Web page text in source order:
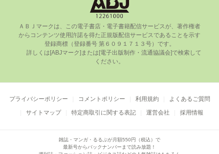
ＡＢＪマークは、この電⼦書店・電⼦書籍配信サービスが、著作権者
からコンテンツ使⽤許諾を得た正規版配信サービスであることを⽰す
登録商標（登録番号 第６０９１７１３号）です。
ください。
プライバシーポリシー コメントポリシー 利用規約
よくあるご質問
サイトマップ
特定商取引に関する表記 運営会社 採用情報
雑誌・マンガ・るるぶが月額550円（税込）で
最新号からバックナンバーまで読み放題！